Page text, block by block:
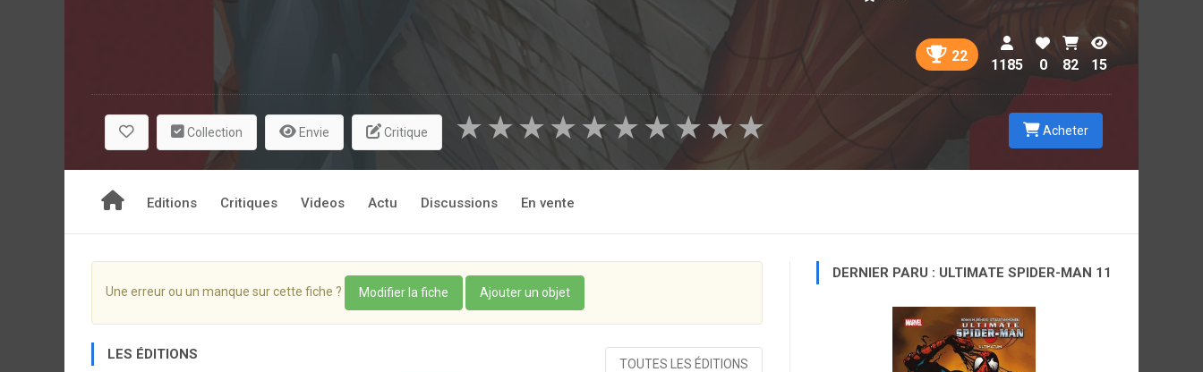
22
1185 0 82 15
Collection Envie Critique ★
★
★
★
★
★
★
★
★
★ Acheter
Editions Critiques Videos Actu Discussions En vente
Une erreur ou un manque sur cette fiche ? Modifier la fiche Ajouter un objet
LES ÉDITIONS
TOUTES LES ÉDITIONS
DERNIER PARU : ULTIMATE SPIDER-MAN 11